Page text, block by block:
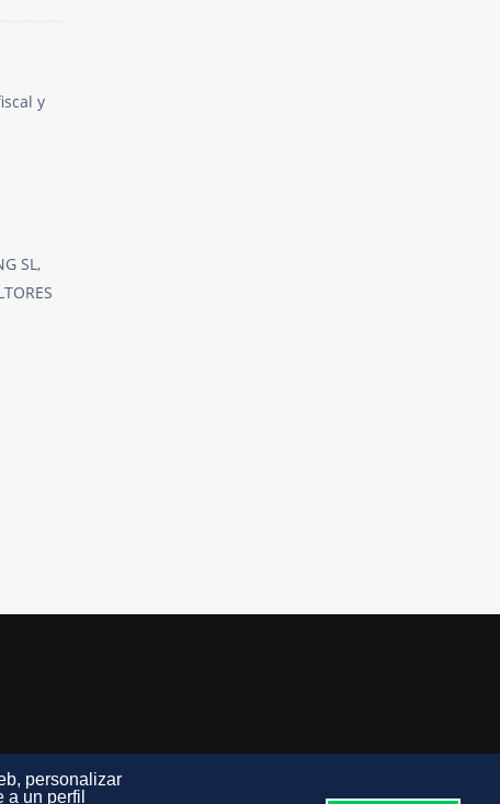
personalizar
un perfil
y
SL,